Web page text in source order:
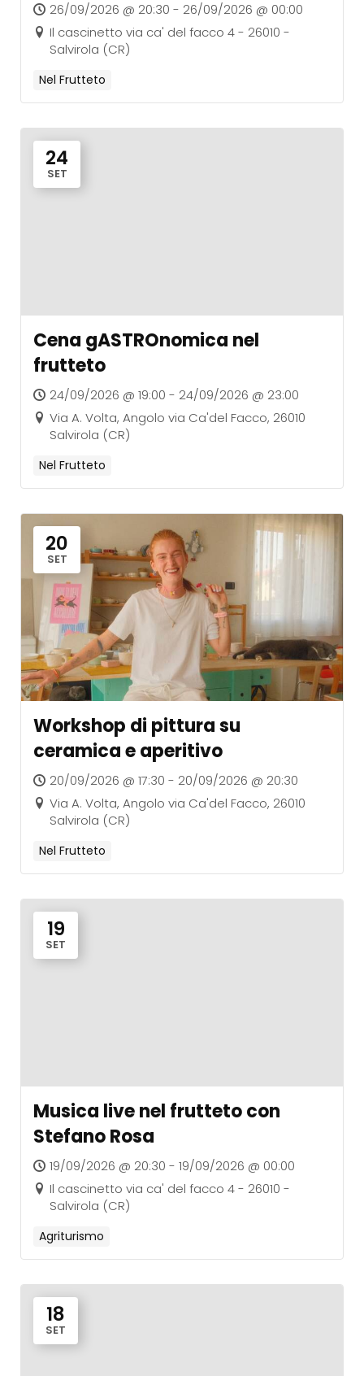
26/09/2026 @ 20:30 - 26/09/2026 @ 00:00
Il cascinetto via ca' del facco 4 - 26010 -
Salvirola (CR)
Nel Frutteto
24
SET
Cena gASTROnomica nel
frutteto
24/09/2026 @ 19:00 - 24/09/2026 @ 23:00
Via A. Volta, Angolo via Ca'del Facco, 26010
Salvirola (CR)
Nel Frutteto
20
SET
Workshop di pittura su
ceramica e aperitivo
20/09/2026 @ 17:30 - 20/09/2026 @ 20:30
Via A. Volta, Angolo via Ca'del Facco, 26010
Salvirola (CR)
Nel Frutteto
19
SET
Musica live nel frutteto con
Stefano Rosa
19/09/2026 @ 20:30 - 19/09/2026 @ 00:00
Il cascinetto via ca' del facco 4 - 26010 -
Salvirola (CR)
Agriturismo
18
SET